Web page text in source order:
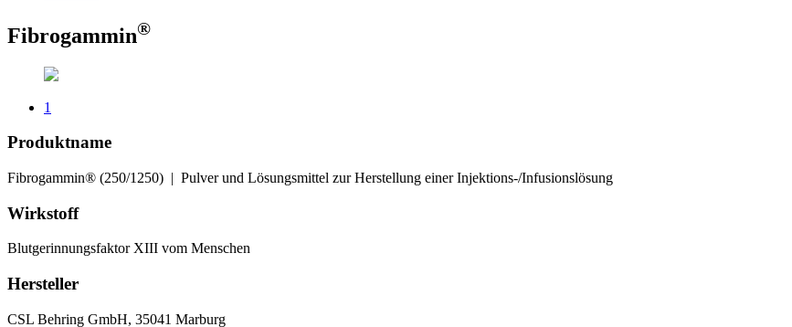
Fibrogammin®
1
Produktname
Fibrogammin® (250/1250) | Pulver und Lösungsmittel zur Herstellung einer Injektions-/Infusionslösung
Wirkstoff
Blutgerinnungsfaktor XIII vom Menschen
Hersteller
CSL Behring GmbH, 35041 Marburg